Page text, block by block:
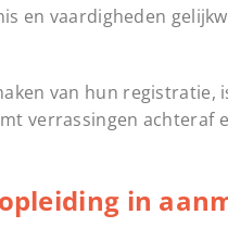
en vaardigheden
van hun registratie,
verrassingen achteraf
in